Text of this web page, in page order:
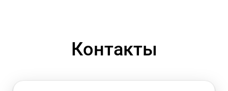
Контакты